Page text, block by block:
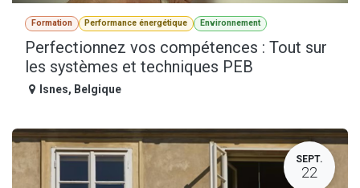
Formation Performance énergétique Environnement
Perfectionnez vos compétences : Tout sur
les systèmes et techniques PEB
Isnes, Belgique
SEPT.
22